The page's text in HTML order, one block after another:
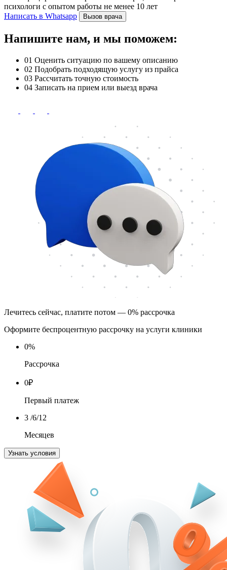
психологи с опытом работы не менее 10 лет
Написать в Whatsapp
Вызов врача
Напишите нам, и мы поможем:
01 Оценить ситуацию по вашему описанию
02 Подобрать подходящую услугу из прайса
03 Рассчитать точную стоимость
04 Записать на прием или выезд врача
Лечитесь сейчас, платите потом — 0% рассрочка
Оформите беспроцентную рассрочку на услуги клиники
0%
Рассрочка
0₽
Первый платеж
3 /6/12
Месяцев
Узнать условия